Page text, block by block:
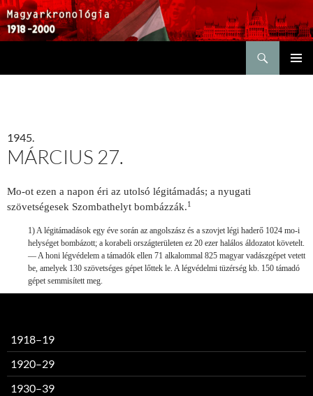
1945.
MÁRCIUS 27.
Mo-ot ezen a napon éri az utolsó légitámadás; a nyugati
szövetségesek Szombathelyt bombázzák.1
1) A légitámadások egy éve során az angolszász és a szovjet légi haderő 1024 mo-i
helységet bombázott; a korabeli országterületen ez 20 ezer halálos áldozatot követelt.
— A honi légvédelem a támadók ellen 71 alkalommal 825 magyar vadászgépet vetett
be, amelyek 130 szövetséges gépet lőttek le. A légvédelmi tüzérség kb. 150 támadó
gépet semmisített meg.
1918–19
1920–29
1930–39